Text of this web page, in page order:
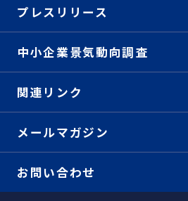
プレスリリース
中小企業景気動向調査
関連リンク
メールマガジン
お問い合わせ